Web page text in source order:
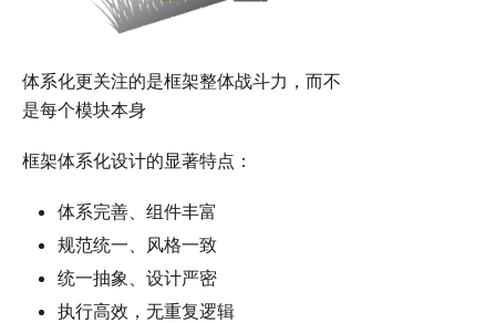
体系化更关注的是框架整体战斗力，而不
是每个模块本身
框架体系化设计的显著特点：
体系完善、组件丰富
规范统一、风格一致
统一抽象、设计严密
执行高效，无重复逻辑